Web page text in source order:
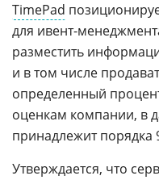
TimePad
для ивент-
разместить
и в том числе
определенный
оценкам компании, в
принадлежит порядка
Утверждается, что